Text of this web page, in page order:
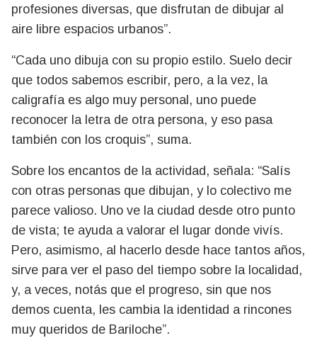
profesiones diversas, que disfrutan de dibujar al
aire libre espacios urbanos”.
“Cada uno dibuja con su propio estilo. Suelo decir
que todos sabemos escribir, pero, a la vez, la
caligrafía es algo muy personal, uno puede
reconocer la letra de otra persona, y eso pasa
también con los croquis”, suma.
Sobre los encantos de la actividad, señala: “Salís
con otras personas que dibujan, y lo colectivo me
parece valioso. Uno ve la ciudad desde otro punto
de vista; te ayuda a valorar el lugar donde vivís.
Pero, asimismo, al hacerlo desde hace tantos años,
sirve para ver el paso del tiempo sobre la localidad,
y, a veces, notás que el progreso, sin que nos
demos cuenta, les cambia la identidad a rincones
muy queridos de Bariloche”.